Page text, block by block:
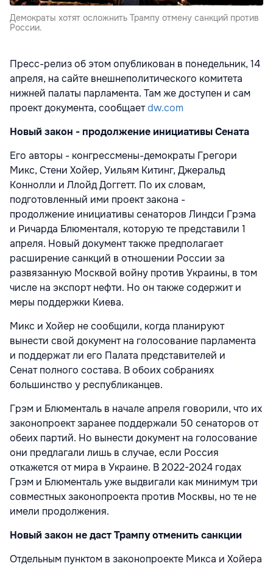
Демократы хотят осложнить Трампу отмену санкций против
России.
Пресс-релиз об этом опубликован в понедельник, 14
апреля, на сайте внешнеполитического комитета
нижней палаты парламента. Там же доступен и сам
проект документа, сообщаетdw.com
Новый закон - продолжение инициативы Сената
Его авторы - конгрессмены-демократы Грегори
Микс, Стени Хойер, Уильям Китинг, Джеральд
Коннолли и Ллойд Доггетт. По их словам,
подготовленный ими проект закона -
продолжение инициативы сенаторов Линдси Грэма
и Ричарда Блюменталя, которую те представили 1
апреля. Новый документ также предполагает
расширение санкций в отношении России за
развязанную Москвой войну против Украины, в том
числе на экспорт нефти. Но он также содержит и
меры поддержки Киева.
Микс и Хойер не сообщили, когда планируют
вынести свой документ на голосование парламента
и поддержат ли его Палата представителей и
Сенат полного состава. В обоих собраниях
большинство у республиканцев.
Грэм и Блюменталь в начале апреля говорили, что их
законопроект заранее поддержали 50 сенаторов от
обеих партий. Но вынести документ на голосование
они предлагали лишь в случае, если Россия
откажется от мира в Украине. В 2022-2024 годах
Грэм и Блюменталь уже выдвигали как минимум три
совместных законопроекта против Москвы, но те не
имели продолжения.
Новый закон не даст Трампу отменить санкции
Отдельным пунктом в законопроекте Микса и Хойера